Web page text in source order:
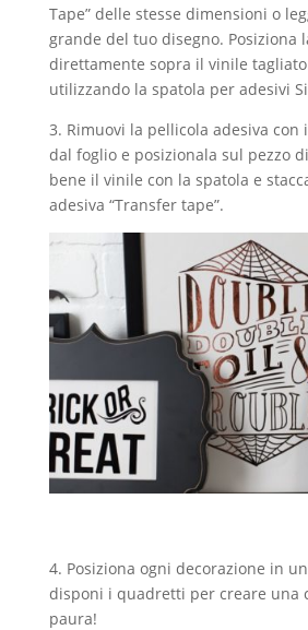
Tape” delle stesse dimensioni o
grande del tuo disegno. Posiziona
direttamente sopra il vinile
utilizzando la spatola per adesivi
3. Rimuovi la pellicola adesiva
dal foglio e posizionala sul pezzo
bene il vinile con la spatola e
adesiva “Transfer tape”.
4. Posiziona ogni decorazione in
disponi i quadretti per creare una
paura!